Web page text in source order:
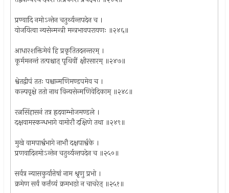
प्रण्वादि नमोऽन्तेन चतुर्थ्यन्तपदेन च ।
योजयित्वा न्यसेन्मन्त्री मन्त्रभावपरायणः ॥२४६॥
आधारशक्तिमेवं हि प्रकृतितदनन्तरम् ।
कूर्ममनन्तं तत्पश्चात् पृथिवीं क्षीरसारम् ॥२४७॥
श्वेतद्वीपं ततः पश्चान्मणिमण्डपमेव च ।
कल्पवृक्षे ततो नाथ विन्यसेन्मणिवेदिकाम् ॥२४८॥
रत्नसिंहासनं तत्र ह्रदयाम्भोजमण्डले ।
दक्षवामस्कन्धभागे वामोरौ दक्षिणे तथा ॥२४९॥
मुखे वामपार्श्वभागे नाभौ दक्षपार्श्वके ।
प्रणवादिनमोऽन्तेन चतुर्थ्यन्तपदेन च ॥२५०॥
सर्वत्र न्यासकुर्यात्तेषां नाम श्रृणु प्रभो ।
क्रमेण सर्वं कर्त्तंव्यं क्रमभङो न चाचरेत् ॥२५१॥